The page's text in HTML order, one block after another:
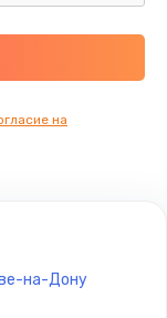
на
на-Дону